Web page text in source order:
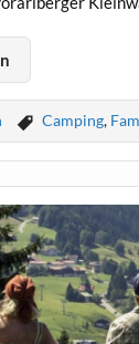
Camping,